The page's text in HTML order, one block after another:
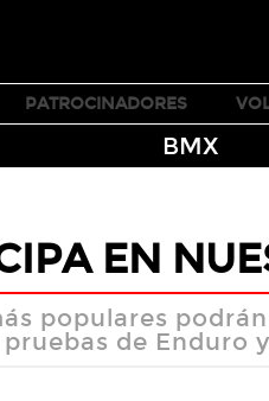
PATROCINADORES
BMX
EN
populares
de Enduro